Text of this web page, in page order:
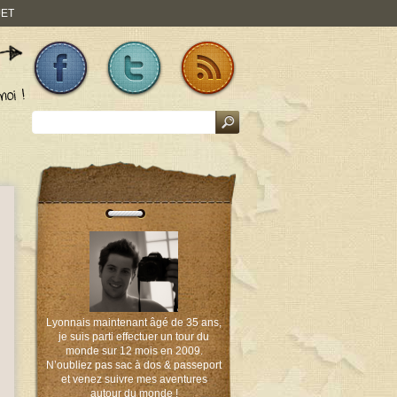
Lyonnais maintenant âgé de 35 ans,
je suis parti effectuer un tour du
monde sur 12 mois en 2009.
N’oubliez pas sac à dos & passeport
et venez suivre mes aventures
autour du monde !